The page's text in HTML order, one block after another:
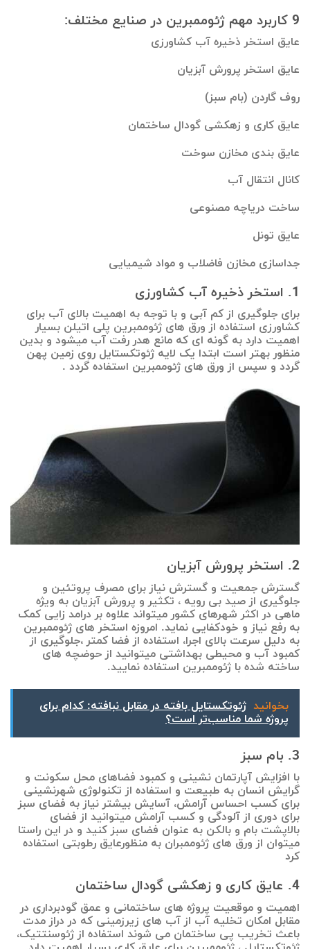
9 کاربرد مهم ژئوممبرین در صنایع مختلف:
عایق استخر ذخیره آب کشاورزی
عایق استخر پرورش آبزیان
روف گاردن (بام سبز)
عایق کاری و زهکشی گودال ساختمان
عایق بندی مخازن سوخت
کانال انتقال آب
ساخت دریاچه مصنوعی
عایق تونل
جداسازی مخازن فاضلاب و مواد شیمیایی
1. استخر ذخیره آب کشاورزی
برای جلوگیری از کم آبی و با توجه به اهمیت بالای آب برای
کشاورزی استفاده از ورق های ژئوممبرین پلی اتیلن بسیار
اهمیت دارد به گونه ای که مانع هدر رفت آب میشود و بدین
منظور بهتر است ابتدا یک لایه ژئوتکستایل روی زمین پهن
گردد و سپس از ورق های ژئوممبرین استفاده گردد .
2. استخر پرورش آبزیان
گسترش جمعیت و گسترش نیاز برای مصرف پروتئین و
جلوگیری از صید بی رویه ، تکثیر و پرورش آبزیان به ویژه
ماهی در اکثر شهرهای کشور میتواند علاوه بر درامد زایی کمک
به رفع نیاز و خودکفایی نماید. امروزه استخر های ژئوممبرین
به دلیل سرعت بالای اجرا، استفاده از فضا کمتر ،جلوگیری از
کمبود آب و محیطی بهداشتی میتوانید از حوضچه های
ساخته شده با ژئوممبرین استفاده نمایید.
بخوانید ژئوتکستایل بافته در مقابل نبافته: کدام برای
پروژه شما مناسب‌تر است؟
3. بام سبز
با افزایش آپارتمان نشینی و کمبود فضاهای محل سکونت و
گرایش انسان به طبیعت و استفاده از تکنولوژی شهرنشینی
برای کسب احساس آرامش، آسایش بیشتر نیاز به فضای سبز
برای دوری از آلودگی و کسب آرامش میتوانید از فضای
بالاپشت بام و بالکن به عنوان فضای سبز کنید و در این راستا
میتوان از ورق های ژئوممبران به منظورعایق رطوبتی استفاده
کرد
4. عایق کاری و زهکشی گودال ساختمان
اهمیت و موقعیت پروژه های ساختمانی و عمق گودبرداری در
مقابل امکان تخلیه آب از آب های زیرزمینی که در دراز مدت
باعث تخریب پی ساختمان می شوند استفاده از ژئوسنتتیک،